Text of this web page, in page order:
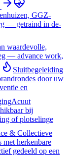
GGZ-
— getraind in de-
waardevolle,
— advance work,
Sluitbegeleiding
door uw
en
Acuut
bij
of plotselinge
& Collectieve
met herkenbare
gedeeld op een